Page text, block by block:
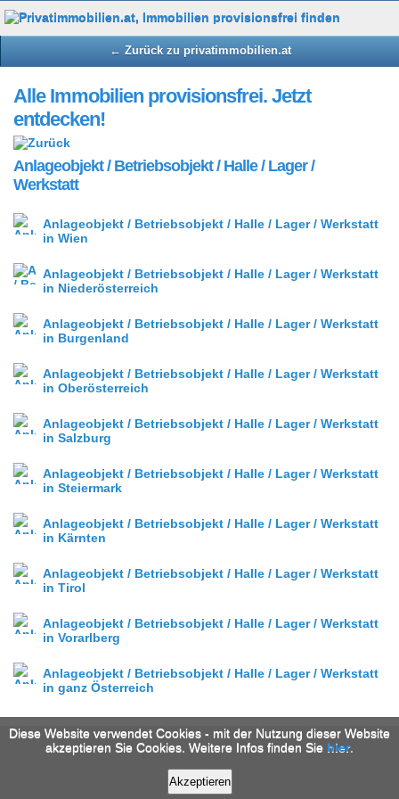
← Zurück zu privatimmobilien.at
Alle Immobilien provisionsfrei. Jetzt
entdecken!
Anlageobjekt / Betriebsobjekt / Halle / Lager /
Werkstatt
Anlageobjekt / Betriebsobjekt / Halle / Lager / Werkstatt
in Wien
Anlageobjekt / Betriebsobjekt / Halle / Lager / Werkstatt
in Niederösterreich
Anlageobjekt / Betriebsobjekt / Halle / Lager / Werkstatt
in Burgenland
Anlageobjekt / Betriebsobjekt / Halle / Lager / Werkstatt
in Oberösterreich
Anlageobjekt / Betriebsobjekt / Halle / Lager / Werkstatt
in Salzburg
Anlageobjekt / Betriebsobjekt / Halle / Lager / Werkstatt
in Steiermark
Anlageobjekt / Betriebsobjekt / Halle / Lager / Werkstatt
in Kärnten
Anlageobjekt / Betriebsobjekt / Halle / Lager / Werkstatt
in Tirol
Anlageobjekt / Betriebsobjekt / Halle / Lager / Werkstatt
in Vorarlberg
Anlageobjekt / Betriebsobjekt / Halle / Lager / Werkstatt
in ganz Österreich
Diese Website verwendet Cookies - mit der Nutzung dieser Website
akzeptieren Sie Cookies. Weitere Infos finden Sie hier.